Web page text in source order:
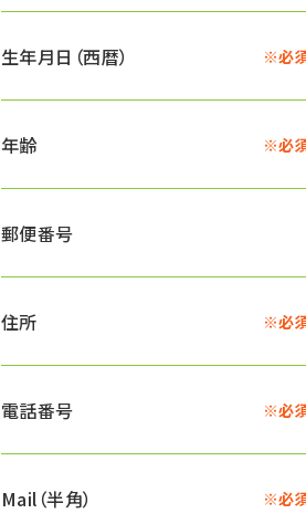
生年月日（西暦） ※必
年齢 ※必
郵便番号
住所 ※必
電話番号 ※必
Mail（半角） ※必